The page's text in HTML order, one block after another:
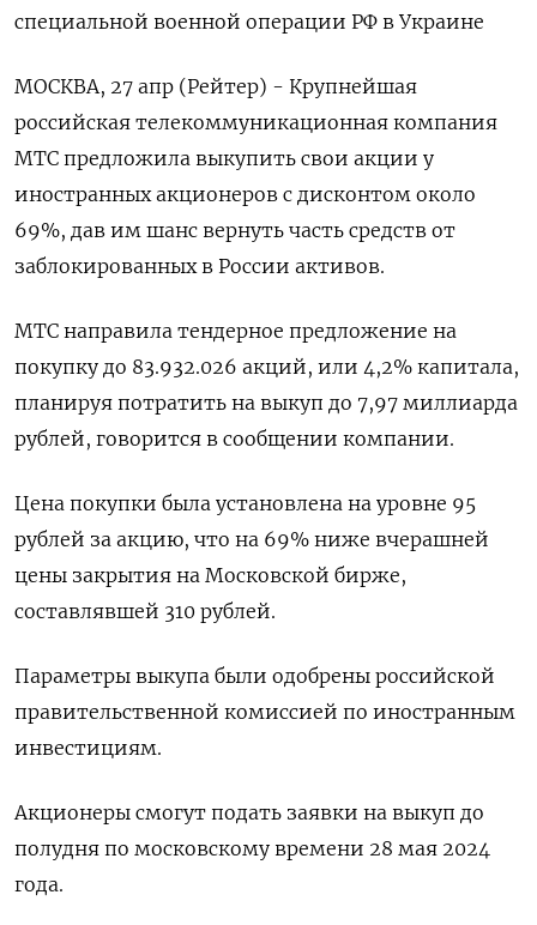
специальной военной операции РФ в Украине
МОСКВА, 27 апр (Рейтер) - Крупнейшая
российская телекоммуникационная компания
МТС предложила выкупить свои акции у
иностранных акционеров с дисконтом около
69%, дав им шанс вернуть часть средств от
заблокированных в России активов.
МТС направила тендерное предложение на
покупку до 83.932.026 акций, или 4,2% капитала,
планируя потратить на выкуп до 7,97 миллиарда
рублей, говорится в сообщении компании.
Цена покупки была установлена на уровне 95
рублей за акцию, что на 69% ниже вчерашней
цены закрытия на Московской бирже,
составлявшей 310 рублей.
Параметры выкупа были одобрены российской
правительственной комиссией по иностранным
инвестициям.
Акционеры смогут подать заявки на выкуп до
полудня по московскому времени 28 мая 2024
года.